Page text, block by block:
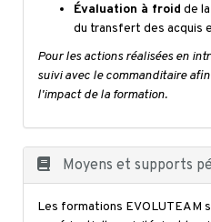
Évaluation à froid de
du transfert des acquis
Pour les actions réalisées en
suivi avec le commanditaire
l'impact de la formation.
Moyens et supports
Les formations EVOLUTEAM